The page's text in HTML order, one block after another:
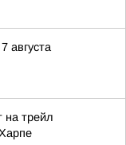
августа
на трейл